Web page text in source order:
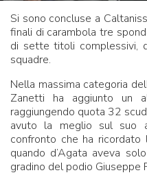
Si sono concluse a
finali di carambola tre
di sette titoli complessivi,
squadre.
Nella massima categoria
Zanetti ha aggiunto un
raggiungendo quota 32
avuto la meglio sul suo
confronto che ha
quando d’Agata aveva
gradino del podio Giuseppe